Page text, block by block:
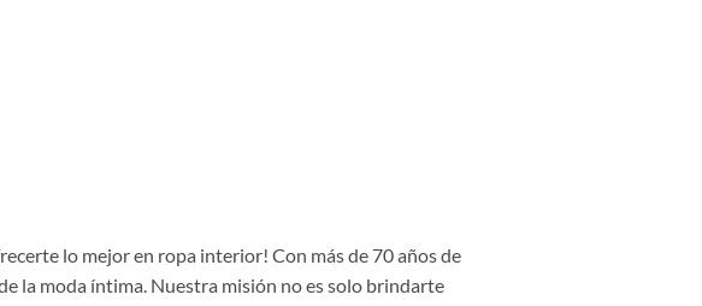
lo mejor en ropa interior! Con más de 70 años de
la moda íntima. Nuestra misión no es solo brindarte